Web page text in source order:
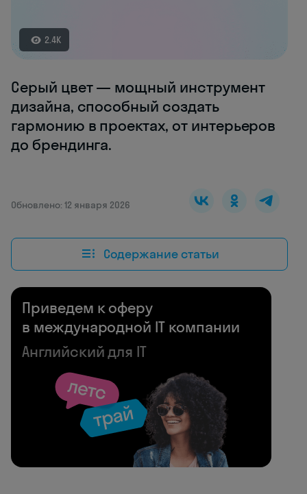
2.4K
Серый цвет — мощный инструмент
дизайна, способный создать
гармонию в проектах, от интерьеров
до брендинга.
Обновлено: 12 января 2026
Содержание статьи
Приведем к оферу
в международной IT компании
Английский для IT